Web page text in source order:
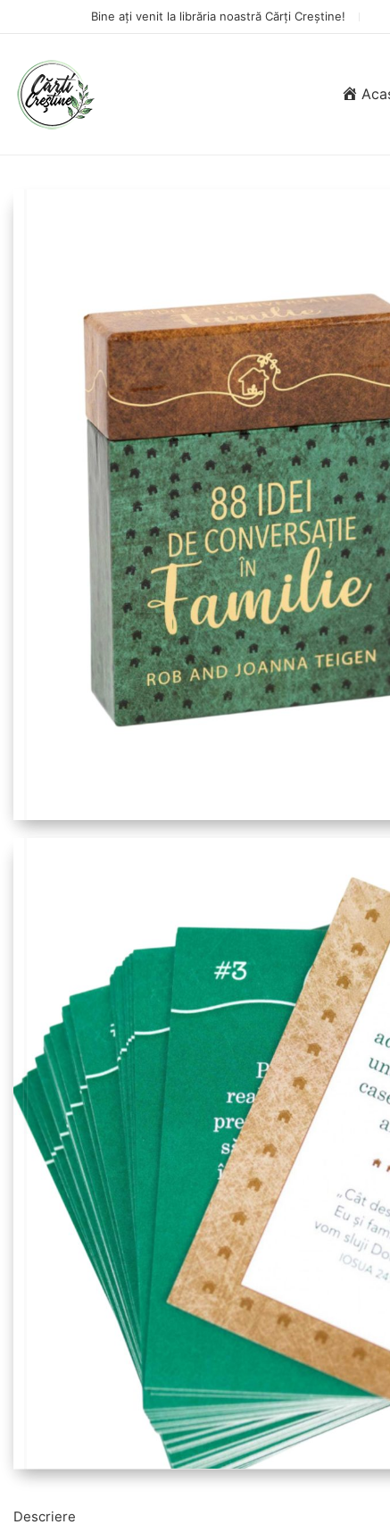
Bine ați venit la librăria noastră Cărți Creștine!
Descriere